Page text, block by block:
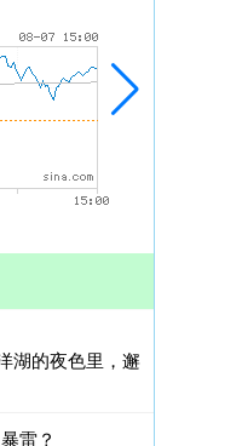
湖的夜色里，邂
雷？